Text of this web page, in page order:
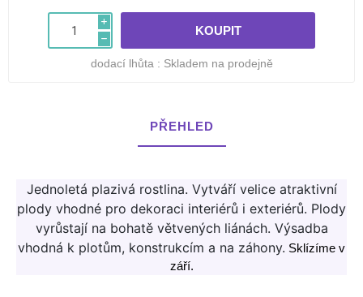
i
h
dodací lhůta : Skladem na prodejně
PŘEHLED
Jednoletá plazivá rostlina. Vytváří velice atraktivní
plody vhodné pro dekoraci interiérů i exteriérů. Plody
vyrůstají na bohatě větvených liánách. Výsadba
vhodná k plotům, konstrukcím a na záhony. Sklízíme v
září.